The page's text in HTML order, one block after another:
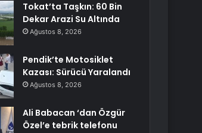
Tokat’ta Taşkın: 60 Bin
Dekar Arazi Su Altında
Ağustos 8, 2026
Pendik’te Motosiklet
Kazası: Sürücü Yaralandı
Ağustos 8, 2026
Ali Babacan ‘dan Özgür
Özel’e tebrik telefonu